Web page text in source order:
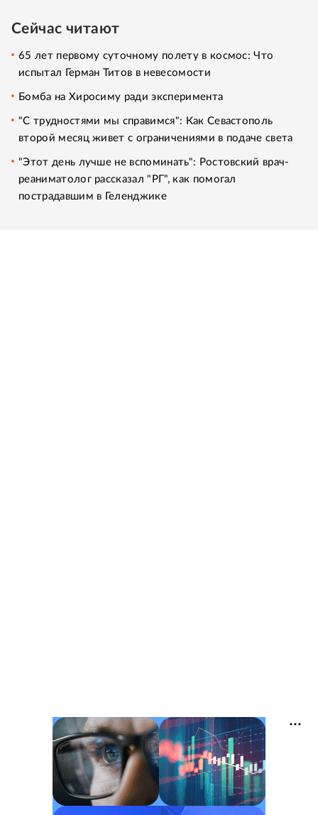
Сейчас читают
65 лет первому суточному полету в космос: Что
испытал Герман Титов в невесомости
Бомба на Хиросиму ради эксперимента
"С трудностями мы справимся": Как Севастополь
второй месяц живет с ограничениями в подаче света
"Этот день лучше не вспоминать": Ростовский врач-
реаниматолог рассказал "РГ", как помогал
пострадавшим в Геленджике